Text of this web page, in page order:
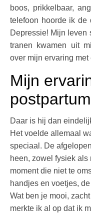
boos, prikkelbaar,
telefoon hoorde ik de
Depressie! Mijn leven
tranen kwamen uit
over mijn ervaring
Mijn
Daar is hij dan
Het voelde allemaal
speciaal. De
heen, zowel fysiek
moment die niet te
handjes en voetjes,
Wat ben je mooi,
merkte ik al op dat ik